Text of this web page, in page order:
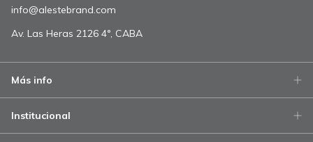
info@alestebrand.com
Av. Las Heras 2126 4°, CABA
Más info
Institucional